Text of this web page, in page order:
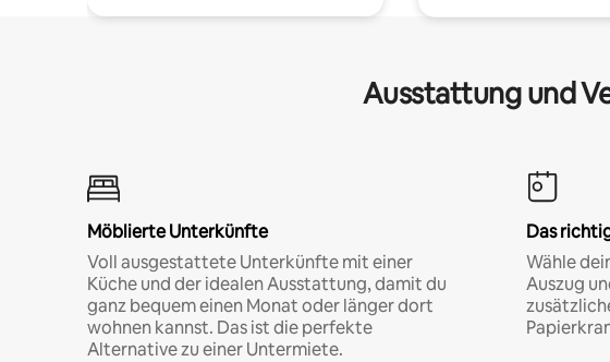
Ausstattung und
Möblierte Unterkünfte
Voll ausgestattete Unterkünfte mit einer
Küche und der idealen Ausstattung, damit du
ganz bequem einen Monat oder länger dort
wohnen kannst. Das ist die perfekte
Alternative zu einer Untermiete.
Das
Wähle
Auszug